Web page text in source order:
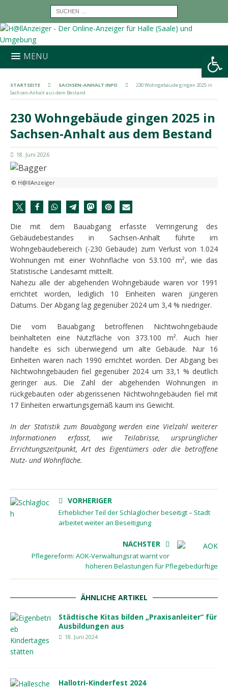
Werkzeugleiste öffnen
MENU
STARTSEITE SACHSEN-ANHALT INFO
230 Wohngebäude gingen 2025 in
Sachsen-Anhalt aus dem Bestand
230 Wohngebäude gingen 2025 in
Sachsen-Anhalt aus dem Bestand
18. Juni 2026
© H@llAnzeiger
Die mit dem Bauabgang erfasste Verringerung des
Gebäudebestandes in Sachsen-Anhalt führte im
Wohngebäudebereich (-230 Gebäude) zum Verlust von 1.024
Wohnungen mit einer Wohnfläche von 53.100 m², wie das
Statistische Landesamt mitteilt.
Nahezu alle der abgehenden Wohngebäude waren vor 1991
errichtet worden, lediglich 10 Einheiten waren jüngeren
Datums. Der Abgang lag gegenüber 2024 um 3,4 % niedriger.
Die vom Bauabgang betroffenen Nichtwohngebäude
beinhalteten eine Nutzfläche von 373.100 m². Auch hier
handelte es sich überwiegend um alte Gebäude. Nur 16
Einheiten waren nach 1990 errichtet worden. Der Abgang bei
Nichtwohngebäuden fiel gegenüber 2024 um 33,1 % deutlich
geringer aus. Die Zahl der abgehenden Wohnungen in
rückgebauten oder abgerissenen Nichtwohngebäuden fiel mit
17 Einheiten erwartungsgemäß kaum ins Gewicht.
In der Statistik zum Bauabgang werden eine Vielzahl weiterer
Informationen erfasst, wie Teilabrisse, ursprünglicher
Errichtungszeitpunkt, Art des Eigentümers oder die betroffene
Nutz- und Wohnfläche.
VORHERIGER
Erheblicher Teil der Schlaglöcher beseitigt – Stadt
arbeitet weiter an Beseitigung
NÄCHSTER
Pflegereform: AOK-Verwaltungsrat warnt vor
höheren Belastungen für Pflegebedürftige
ÄHNLICHE ARTIKEL
Städtische Kitas bilden „Praxisanleiter“ für
Ausbildungen aus
18. Juni 2024
Hallotri-Kinderfest 2024